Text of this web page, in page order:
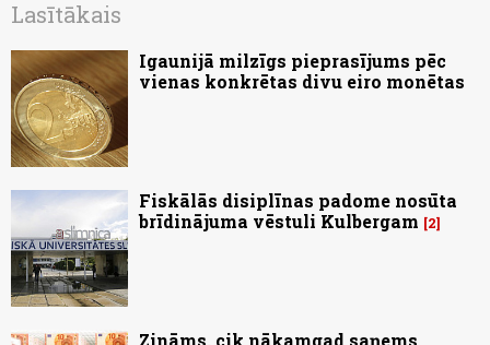
Lasītākais
Igaunijā milzīgs pieprasījums pēc
vienas konkrētas divu eiro monētas
Fiskālās disiplīnas padome nosūta
brīdinājuma vēstuli Kulbergam
2
Zināms, cik nākamgad saņems